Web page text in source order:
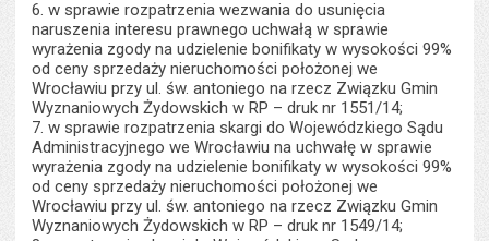
6. w sprawie rozpatrzenia wezwania do usunięcia
naruszenia interesu prawnego uchwałą w sprawie
wyrażenia zgody na udzielenie bonifikaty w wysokości 99%
od ceny sprzedaży nieruchomości położonej we
Wrocławiu przy ul. św. antoniego na rzecz Związku Gmin
Wyznaniowych Żydowskich w RP – druk nr 1551/14;
7. w sprawie rozpatrzenia skargi do Wojewódzkiego Sądu
Administracyjnego we Wrocławiu na uchwałę w sprawie
wyrażenia zgody na udzielenie bonifikaty w wysokości 99%
od ceny sprzedaży nieruchomości położonej we
Wrocławiu przy ul. św. antoniego na rzecz Związku Gmin
Wyznaniowych Żydowskich w RP – druk nr 1549/14;